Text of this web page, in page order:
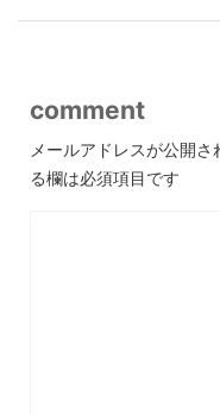
comment
メールアドレスが公開さ
る欄は必須項目です